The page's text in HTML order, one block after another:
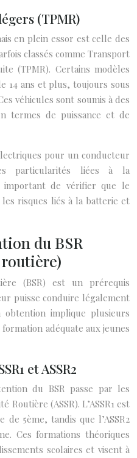
(TPMR)
en plein essor est celle des
classés comme Transport
(TPMR). Certains modèles
14 ans et plus, toujours sous
véhicules sont soumis à des
termes de puissance et de
pour un conducteur
particularités liées à la
de vérifier que le
risques liés à la batterie et
du BSR
(BSR) est un prérequis
puisse conduire légalement
obtention implique plusieurs
adéquate aux jeunes
et ASSR2
du BSR passe par les
Routière (ASSR). L’ASSR1 est
de 5ème, tandis que l’ASSR2
Ces formations théoriques
scolaires et visent à